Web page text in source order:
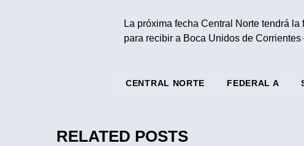
La próxima fecha Central Norte tendrá
para recibir a Boca Unidos de
CENTRAL NORTE FEDERAL A
RELATED POSTS